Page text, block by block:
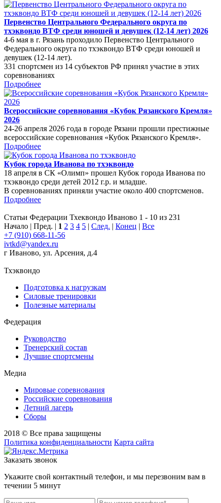
Первенство Центрального Федерального округа по
тхэквондо ВТФ среди юношей и девушек (12-14 лет) 2026
4-6 мая в г. Рязань проходило Первенство Центрального
Федерального округа по тхэквондо ВТФ среди юношей и
девушек (12-14 лет).
331 спортсмен из 14 субъектов РФ принял участие в этих
соревнованиях
Подробнее
Всероссийские соревнования «Кубок Рязанского Кремля»
2026
24-26 апреля 2026 года в городе Рязани прошли престижные
всероссийские соревнования «Кубок Рязанского Кремля».
Подробнее
Кубок города Иванова по тхэквондо
18 апреля в СК «Олимп» прошел Кубок города Иванова по
тхэквондо среди детей 2012 г.р. и младше.
В соревнованиях приняли участие около 400 спортсменов.
Подробнее
Статьи Федерации Тхеквондо Иваново 1 - 10 из 231
Начало | Пред. | 1 2 3 4 5 | След. | Конец | Все
+7 (910) 668-11-56
ivtkd@yandex.ru
г Иваново, ул. Арсения, д.4
Тхэквондо
Подготовка к нагрузкам
Силовые тренировки
Полезные материалы
Федерация
Руководство
Тренерский состав
Лучшие спортсмены
Медиа
Мировые соревнования
Российские соревнования
Летний лагерь
Сборы
2018 © Все права защищены
Политика конфиденциальности Карта сайта
Заказать звонок
Укажите свой контактный телефон, и мы перезвоним вам в
течении 5 минут